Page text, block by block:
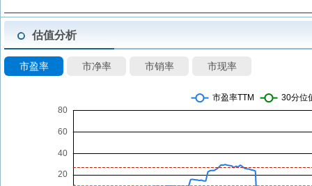
估值分析
市盈率 市净率 市销率 市现率